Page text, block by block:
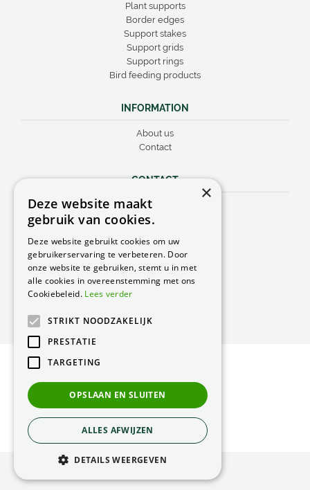
Plant supports
Border edges
Support stakes
Support grids
Support rings
Bird feeding products
INFORMATION
About us
Contact
CONTACT
Peacock Garden Supports
Industrieweg 22
Nederland
0499 57 40 80
F. 0499 57 40 84
E.peacock@peacock.nl
Privacy Statement
Green Solutions
×
Deze website maakt
gebruik van cookies.
Deze website gebruikt cookies om uw
gebruikerservaring te verbeteren. Door
onze website te gebruiken, stemt u in met
alle cookies in overeenstemming met ons
Cookiebeleid. Lees verder
STRIKT NOODZAKELIJK
PRESTATIE
TARGETING
OPSLAAN EN SLUITEN
ALLES AFWIJZEN
DETAILS WEERGEVEN